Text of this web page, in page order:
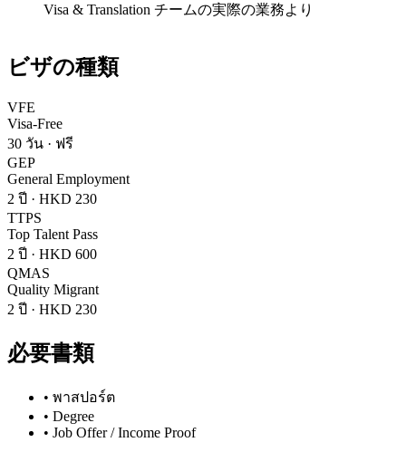
Visa & Translation チームの実際の業務より
ビザの種類
VFE
Visa-Free
30 วัน · ฟรี
GEP
General Employment
2 ปี · HKD 230
TTPS
Top Talent Pass
2 ปี · HKD 600
QMAS
Quality Migrant
2 ปี · HKD 230
必要書類
• พาสปอร์ต
• Degree
• Job Offer / Income Proof